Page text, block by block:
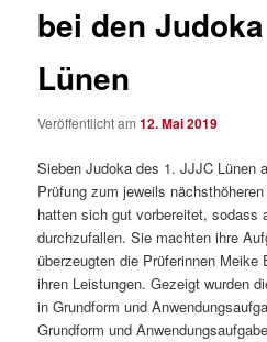
bei den
Lünen
Veröffentlicht am12. Mai 2019
Sieben Judoka des 1. JJJC Lünen
Prüfung zum jeweils
hatten sich gut vorbereitet, sodass
durchzufallen. Sie machten ihre
überzeugten die Prüferinnen
ihren Leistungen. Gezeigt wurden
in Grundform und
Grundform und